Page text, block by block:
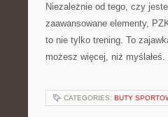
Niezależnie od tego, czy
zaawansowane elementy,
to nie tylko trening. To
możesz więcej, niż myślałeś.
CATEGORIES: BUTY